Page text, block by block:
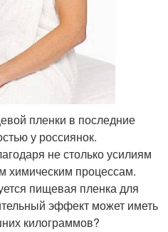
пленки в последние
у россиянок.
не столько усилиям
химическим процессам.
пищевая пленка для
эффект может иметь
килограммов?